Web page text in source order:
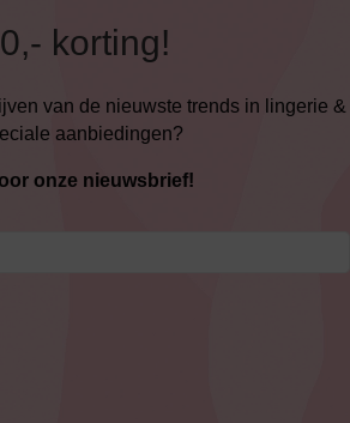
korting!
van de nieuwste trends in lingerie &
aanbiedingen?
onze nieuwsbrief!